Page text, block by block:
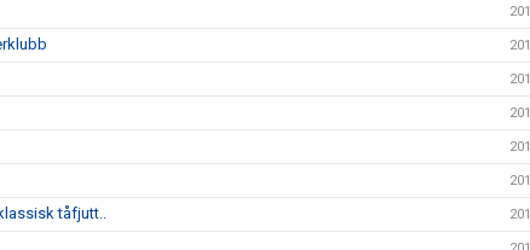
tåfjutt..